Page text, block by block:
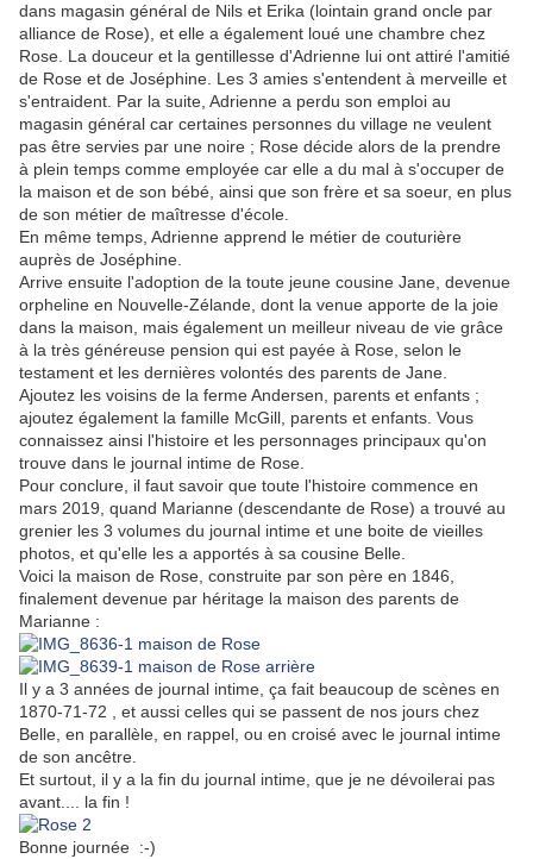
dans magasin général de Nils et Erika (lointain grand oncle par
alliance de Rose), et elle a également loué une chambre chez
Rose. La douceur et la gentillesse d'Adrienne lui ont attiré l'amitié
de Rose et de Joséphine. Les 3 amies s'entendent à merveille et
s'entraident. Par la suite, Adrienne a perdu son emploi au
magasin général car certaines personnes du village ne veulent
pas être servies par une noire ; Rose décide alors de la prendre
à plein temps comme employée car elle a du mal à s'occuper de
la maison et de son bébé, ainsi que son frère et sa soeur, en plus
de son métier de maîtresse d'école.
En même temps, Adrienne apprend le métier de couturière
auprès de Joséphine.
Arrive ensuite l'adoption de la toute jeune cousine Jane, devenue
orpheline en Nouvelle-Zélande, dont la venue apporte de la joie
dans la maison, mais également un meilleur niveau de vie grâce
à la très généreuse pension qui est payée à Rose, selon le
testament et les dernières volontés des parents de Jane.
Ajoutez les voisins de la ferme Andersen, parents et enfants ;
ajoutez également la famille McGill, parents et enfants. Vous
connaissez ainsi l'histoire et les personnages principaux qu'on
trouve dans le journal intime de Rose.
Pour conclure, il faut savoir que toute l'histoire commence en
mars 2019, quand Marianne (descendante de Rose) a trouvé au
grenier les 3 volumes du journal intime et une boite de vieilles
photos, et qu'elle les a apportés à sa cousine Belle.
Voici la maison de Rose, construite par son père en 1846,
finalement devenue par héritage la maison des parents de
Marianne :
Il y a 3 années de journal intime, ça fait beaucoup de scènes en
1870-71-72 , et aussi celles qui se passent de nos jours chez
Belle, en parallèle, en rappel, ou en croisé avec le journal intime
de son ancêtre.
Et surtout, il y a la fin du journal intime, que je ne dévoilerai pas
avant.... la fin !
Bonne journée :-)